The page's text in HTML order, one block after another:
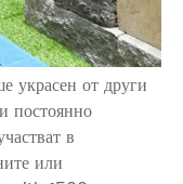
украсен от други
постоянно
в
или